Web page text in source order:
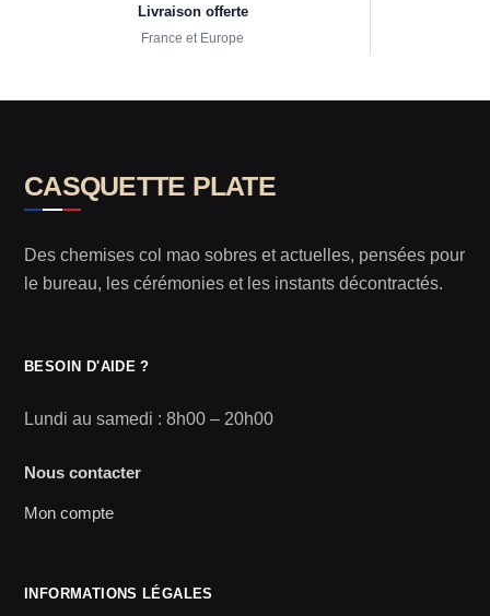
Livraison offerte
France et Europe
CASQUETTE PLATE
Des chemises col mao sobres et actuelles, pensées pour
le bureau, les cérémonies et les instants décontractés.
BESOIN D'AIDE ?
Lundi au samedi : 8h00 – 20h00
Nous contacter
Mon compte
INFORMATIONS LÉGALES